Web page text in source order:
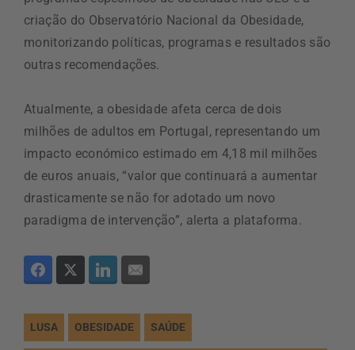
criação do Observatório Nacional da Obesidade,
monitorizando políticas, programas e resultados são
outras recomendações.
Atualmente, a obesidade afeta cerca de dois
milhões de adultos em Portugal, representando um
impacto económico estimado em 4,18 mil milhões
de euros anuais, “valor que continuará a aumentar
drasticamente se não for adotado um novo
paradigma de intervenção”, alerta a plataforma.
LUSA OBESIDADE SAÚDE